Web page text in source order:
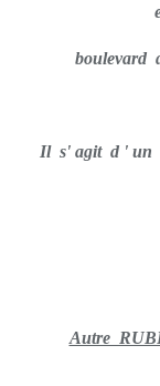
boulevard
Il s' agit d ' un
Autre